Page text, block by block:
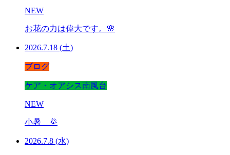
NEW
お花の力は偉大です。🌸
2026.7.18 (土)
ブログ
ケア・オアシス南風台
NEW
小暑 🌞
2026.7.8 (水)